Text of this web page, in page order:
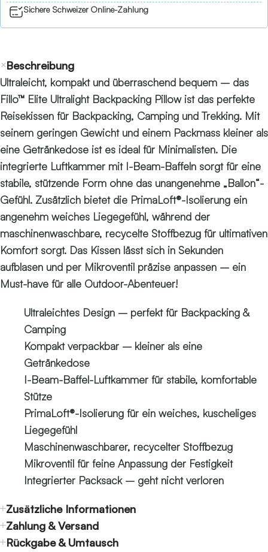
Sichere Schweizer Online-Zahlung
Beschreibung
Ultraleicht, kompakt und überraschend bequem – das
Fillo™ Elite Ultralight Backpacking Pillow ist das perfekte
Reisekissen für Backpacking, Camping und Trekking. Mit
seinem geringen Gewicht und einem Packmass kleiner als
eine Getränkedose ist es ideal für Minimalisten. Die
integrierte Luftkammer mit I-Beam-Baffeln sorgt für eine
stabile, stützende Form ohne das unangenehme „Ballon“-
Gefühl. Zusätzlich bietet die PrimaLoft®-Isolierung ein
angenehm weiches Liegegefühl, während der
maschinenwaschbare, recycelte Stoffbezug für ultimativen
Komfort sorgt. Das Kissen lässt sich in Sekunden
aufblasen und per Mikroventil präzise anpassen – ein
Must-have für alle Outdoor-Abenteuer!
Ultraleichtes Design – perfekt für Backpacking &
Camping
Kompakt verpackbar – kleiner als eine
Getränkedose
I-Beam-Baffel-Luftkammer für stabile, komfortable
Stütze
PrimaLoft®-Isolierung für ein weiches, kuscheliges
Liegegefühl
Maschinenwaschbarer, recycelter Stoffbezug
Mikroventil für feine Anpassung der Festigkeit
Integrierter Packsack – geht nicht verloren
Zusätzliche Informationen
Zahlung & Versand
Rückgabe & Umtausch